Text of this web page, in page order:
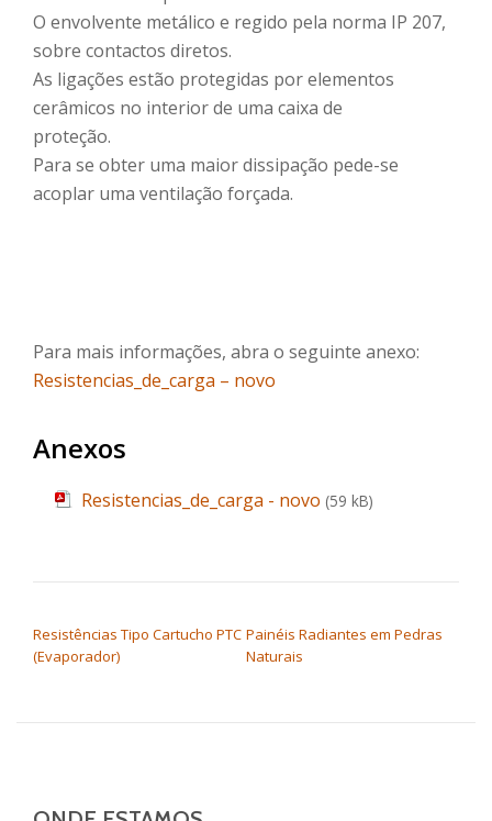
O envolvente metálico e regido pela norma IP 207,
sobre contactos diretos.
As ligações estão protegidas por elementos
cerâmicos no interior de uma caixa de
proteção.
Para se obter uma maior dissipação pede-se
acoplar uma ventilação forçada.
Para mais informações, abra o seguinte anexo:
Resistencias_de_carga – novo
Anexos
Resistencias_de_carga - novo (59 kB)
Resistências Tipo Cartucho PTC
(Evaporador)
Painéis Radiantes em Pedras
Naturais